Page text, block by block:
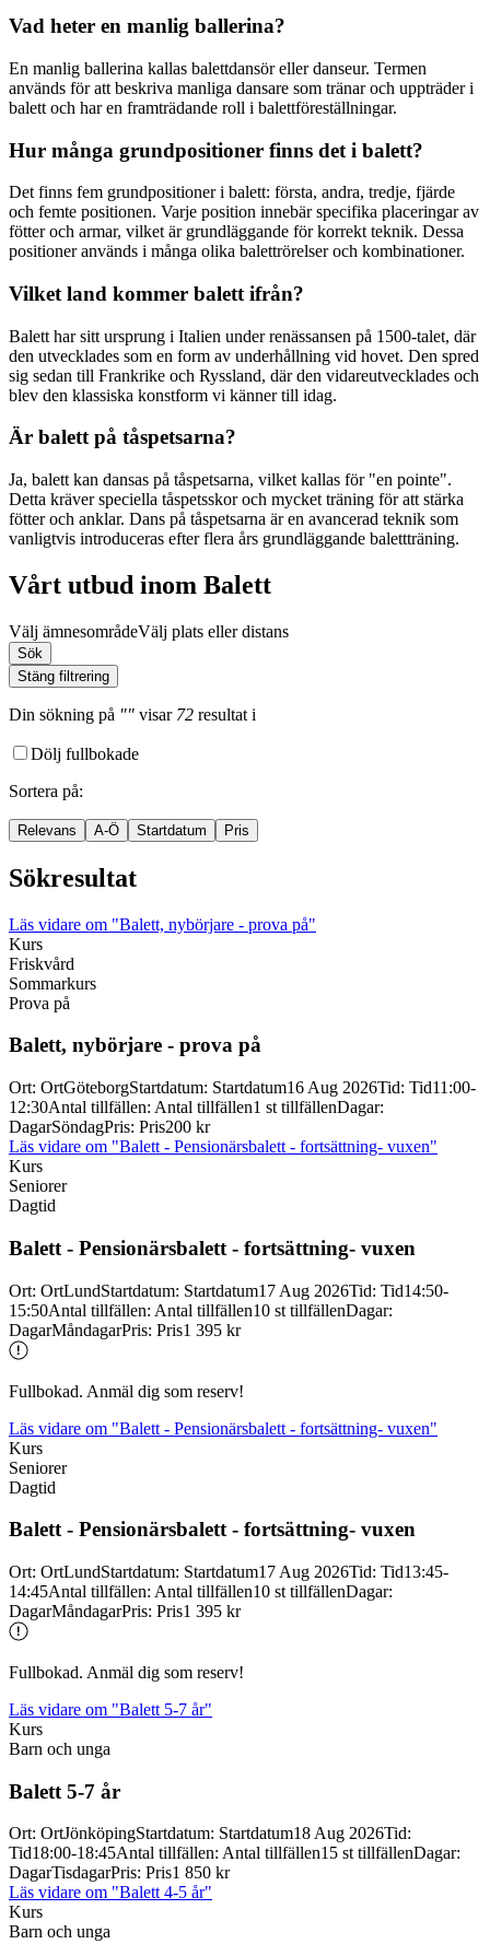
Vad heter en manlig ballerina?
En manlig ballerina kallas balettdansör eller danseur. Termen
används för att beskriva manliga dansare som tränar och uppträder i
balett och har en framträdande roll i balettföreställningar.
Hur många grundpositioner finns det i balett?
Det finns fem grundpositioner i balett: första, andra, tredje, fjärde
och femte positionen. Varje position innebär specifika placeringar av
fötter och armar, vilket är grundläggande för korrekt teknik. Dessa
positioner används i många olika balettrörelser och kombinationer.
Vilket land kommer balett ifrån?
Balett har sitt ursprung i Italien under renässansen på 1500-talet, där
den utvecklades som en form av underhållning vid hovet. Den spred
sig sedan till Frankrike och Ryssland, där den vidareutvecklades och
blev den klassiska konstform vi känner till idag.
Är balett på tåspetsarna?
Ja, balett kan dansas på tåspetsarna, vilket kallas för "en pointe".
Detta kräver speciella tåspetsskor och mycket träning för att stärka
fötter och anklar. Dans på tåspetsarna är en avancerad teknik som
vanligtvis introduceras efter flera års grundläggande balettträning.
Vårt utbud inom Balett
Välj ämnesområdeVälj plats eller distans
Sök
Stäng filtrering
Din sökning på "" visar 72 resultat i
Dölj fullbokade
Sortera på:
Relevans A-Ö Startdatum Pris
Sökresultat
Läs vidare om "Balett, nybörjare - prova på"
Kurs
Friskvård
Sommarkurs
Prova på
Balett, nybörjare - prova på
Ort: OrtGöteborgStartdatum: Startdatum16 Aug 2026Tid: Tid11:00-
12:30Antal tillfällen: Antal tillfällen1 st tillfällenDagar:
DagarSöndagPris: Pris200 kr
Läs vidare om "Balett - Pensionärsbalett - fortsättning- vuxen"
Kurs
Seniorer
Dagtid
Balett - Pensionärsbalett - fortsättning- vuxen
Ort: OrtLundStartdatum: Startdatum17 Aug 2026Tid: Tid14:50-
15:50Antal tillfällen: Antal tillfällen10 st tillfällenDagar:
DagarMåndagarPris: Pris1 395 kr
Fullbokad. Anmäl dig som reserv!
Läs vidare om "Balett - Pensionärsbalett - fortsättning- vuxen"
Kurs
Seniorer
Dagtid
Balett - Pensionärsbalett - fortsättning- vuxen
Ort: OrtLundStartdatum: Startdatum17 Aug 2026Tid: Tid13:45-
14:45Antal tillfällen: Antal tillfällen10 st tillfällenDagar:
DagarMåndagarPris: Pris1 395 kr
Fullbokad. Anmäl dig som reserv!
Läs vidare om "Balett 5-7 år"
Kurs
Barn och unga
Balett 5-7 år
Ort: OrtJönköpingStartdatum: Startdatum18 Aug 2026Tid:
Tid18:00-18:45Antal tillfällen: Antal tillfällen15 st tillfällenDagar:
DagarTisdagarPris: Pris1 850 kr
Läs vidare om "Balett 4-5 år"
Kurs
Barn och unga